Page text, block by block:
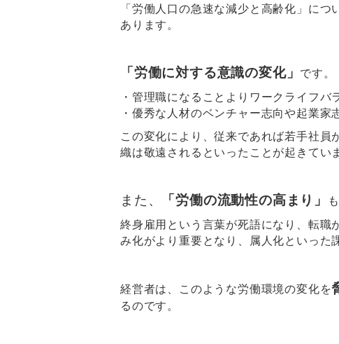
「労働人口の急速な減少と高齢化」に
あります。
「労働に対する意識の変化」 です。
・管理職になることよりワークライフ
・優秀な人材のベンチャー志向や起業家
この変化により、従来であれば若手社
織は敬遠されるといったことが起きてい
また、 「労働の流動性の高まり」
終身雇用という言葉が死語になり、転職
み化がより重要となり、属人化といった
経営者は、このような労働環境の変化を
るのです。